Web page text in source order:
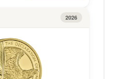
2026